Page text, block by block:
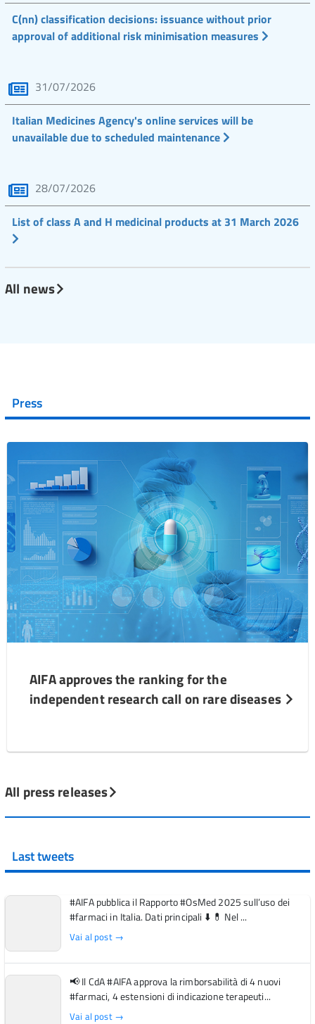
C(nn) classification decisions: issuance without prior
approval of additional risk minimisation measures
31/07/2026
Italian Medicines Agency's online services will be
unavailable due to scheduled maintenance
28/07/2026
List of class A and H medicinal products at 31 March 2026
All news
Press
AIFA approves the ranking for the
independent research call on rare diseases
All press releases
Last tweets
#AIFA pubblica il Rapporto #OsMed 2025 sull’uso dei
#farmaci in Italia. Dati principali ⬇️ 💊 Nel ...
Vai al post →
📢 Il CdA #AIFA approva la rimborsabilità di 4 nuovi
#farmaci, 4 estensioni di indicazione terapeuti...
Vai al post →